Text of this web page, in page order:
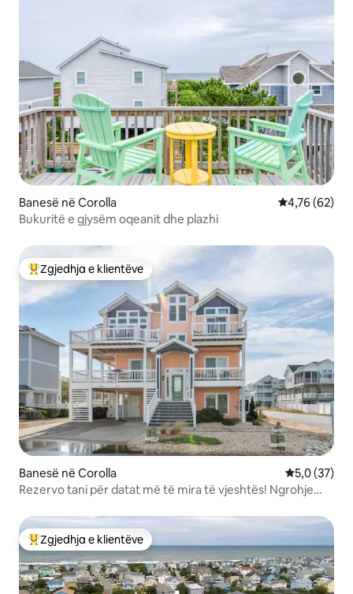
Banesë në Corolla Vlerësimi
4,76 (62)
Bukuritë e gjysëm oqeanit dhe plazhi
Më të mirat e zgjedhjeve të klientëve
Zgjedhja e klientëve
Banesë në Corolla Vlerësimi
5,0 (37)
Rezervo tani për datat më të mira të vjeshtës! Ngrohje
Më të mirat e zgjedhjeve të klientëve
Zgjedhja e klientëve